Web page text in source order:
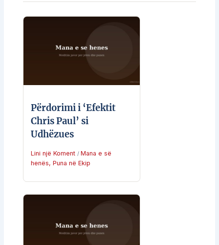
Përdorimi i ‘Efektit
Chris Paul’ si
Udhëzues
Lini një Koment / Mana e së
henës, Puna në Ekip